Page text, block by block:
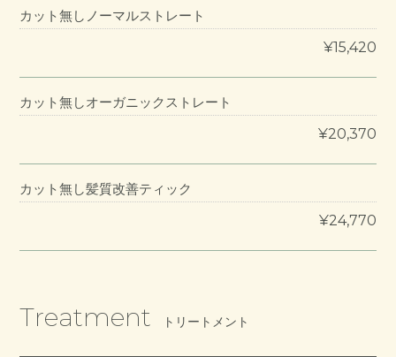
カット無しノーマルストレート
¥15,420
カット無しオーガニックストレート
¥20,370
カット無し髪質改善ティック
¥24,770
Treatment トリートメント